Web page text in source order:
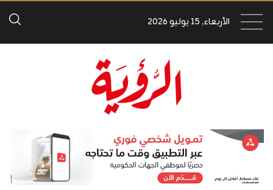
الأربعاء, 15 يوليو 2026